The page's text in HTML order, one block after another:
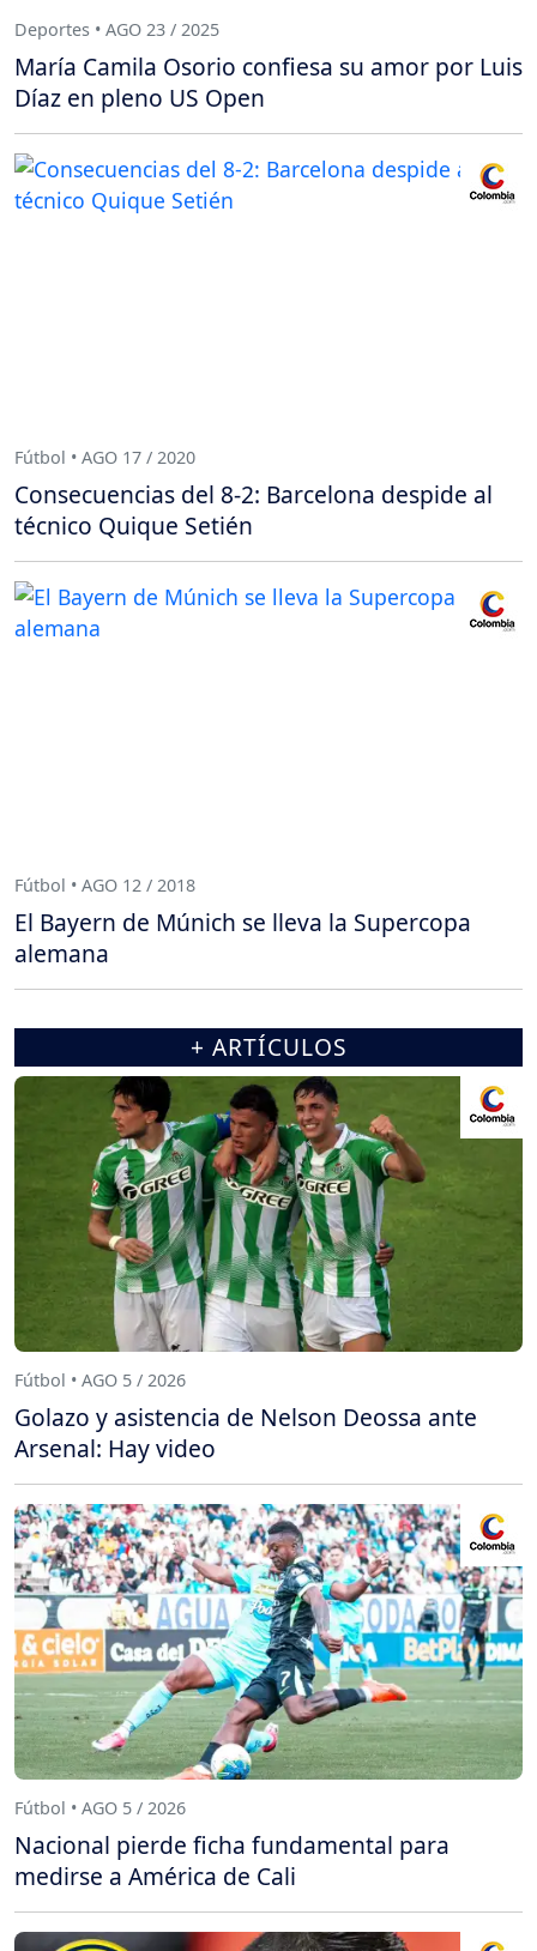
Deportes • AGO 23 / 2025
María Camila Osorio confiesa su amor por Luis
Díaz en pleno US Open
Fútbol • AGO 17 / 2020
Consecuencias del 8-2: Barcelona despide al
técnico Quique Setién
Fútbol • AGO 12 / 2018
El Bayern de Múnich se lleva la Supercopa
alemana
+ ARTÍCULOS
Fútbol • AGO 5 / 2026
Golazo y asistencia de Nelson Deossa ante
Arsenal: Hay video
Fútbol • AGO 5 / 2026
Nacional pierde ficha fundamental para
medirse a América de Cali